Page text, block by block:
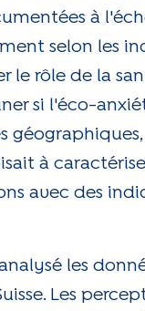
à
selon les
le rôle de la
si l'éco-
à
avec des
les
Les